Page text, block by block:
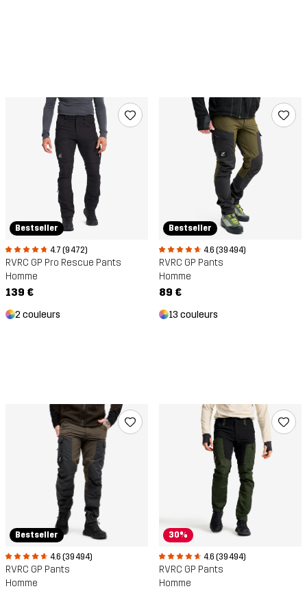
Bestseller
4.7 (9 472)
RVRC GP Pro Rescue Pants
Homme
139 €
2 couleurs
Bestseller
4.6 (39 494)
RVRC GP Pants
Homme
89 €
13 couleurs
Bestseller
4.6 (39 494)
RVRC GP Pants
Homme
30%
4.6 (39 494)
RVRC GP Pants
Homme